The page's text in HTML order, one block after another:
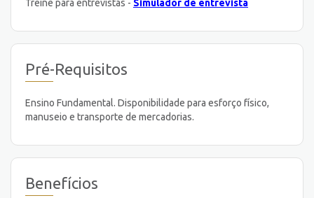
Treine para entrevistas - Simulador de entrevista
Pré-Requisitos
Ensino Fundamental. Disponibilidade para esforço físico,
manuseio e transporte de mercadorias.
Benefícios